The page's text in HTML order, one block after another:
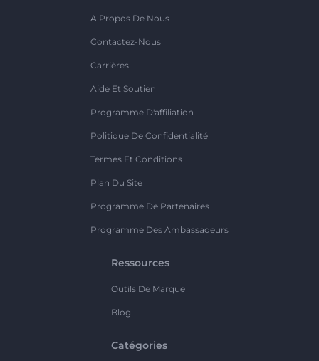
A Propos De Nous
Contactez-Nous
Carrières
Aide Et Soutien
Programme D'affiliation
Politique De Confidentialité
Termes Et Conditions
Plan Du Site
Programme De Partenaires
Programme Des Ambassadeurs
Ressources
Outils De Marque
Blog
Catégories